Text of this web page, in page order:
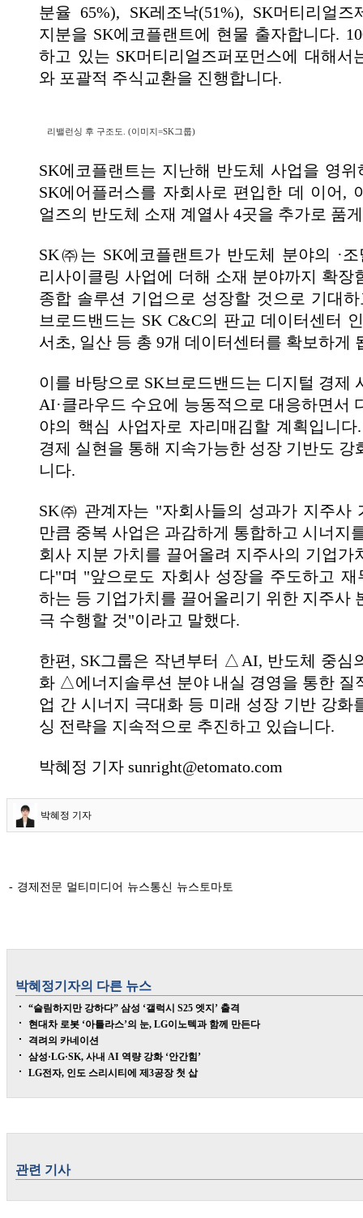
분율 65%), SK레조낙(51%), SK머티리얼즈
지분을 SK에코플랜트에 현물 출자합니다.
하고 있는 SK머티리얼즈퍼포먼스에 대해서
와 포괄적 주식교환을 진행합니다.
리밸런싱 후 구조도. (이미지=SK그룹)
SK에코플랜트는 지난해 반도체 사업을 영
SK에어플러스를 자회사로 편입한 데 이어,
얼즈의 반도체 소재 계열사 4곳을 추가로 품
SK㈜는 SK에코플랜트가 반도체 분야의 ·조
리사이클링 사업에 더해 소재 분야까지 확장
종합 솔루션 기업으로 성장할 것으로 기대
브로드밴드는 SK C&C의 판교 데이터센터
서초, 일산 등 총 9개 데이터센터를 확보하게
이를 바탕으로 SK브로드밴드는 디지털 경제
AI·클라우드 수요에 능동적으로 대응하면서
야의 핵심 사업자로 자리매김할 계획입니
경제 실현을 통해 지속가능한 성장 기반도 강
니다.
SK㈜ 관계자는 "자회사들의 성과가 지주사
만큼 중복 사업은 과감하게 통합하고 시너지
회사 지분 가치를 끌어올려 지주사의 기업가
다"며 "앞으로도 자회사 성장을 주도하고 재
하는 등 기업가치를 끌어올리기 위한 지주사
극 수행할 것"이라고 말했다.
한편, SK그룹은 작년부터 △AI, 반도체 중심
화 △에너지솔루션 분야 내실 경영을 통한
업 간 시너지 극대화 등 미래 성장 기반 강화
싱 전략을 지속적으로 추진하고 있습니다.
박혜정 기자 sunright@etomato.com
박혜정 기자
- 경제전문 멀티미디어 뉴스통신 뉴스토마토
박혜정기자의 다른 뉴스
“슬림하지만 강하다” 삼성 ‘갤럭시 S25 엣지’ 출격
현대차 로봇 ‘아틀라스’의 눈, LG이노텍과 함께 만든다
격려의 카네이션
삼성·LG·SK, 사내 AI 역량 강화 ‘안간힘’
LG전자, 인도 스리시티에 제3공장 첫 삽
관련 기사